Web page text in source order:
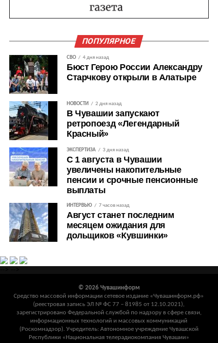
ПОПУЛЯРНОЕ
СВО 4 дня назад
Бюст Герою России Александру
Старчкову открыли в Алатыре
НОВОСТИ 2 дня назад
В Чувашии запускают
ретропоезд «Легендарный
Красный»
ЭКСПЕРТИЗА 3 дня назад
С 1 августа в Чувашии
увеличены накопительные
пенсии и срочные пенсионные
выплаты
ИНТЕРВЬЮ 7 часов назад
Август станет последним
месяцем ожидания для
дольщиков «Кувшинки»
© 2026 Чувашинформ
Средство массовой информации сетевое издание «Чувашинформ.рф»
(реестровая запись ЭЛ № ФС 77 – 81985 от 12.10.2021),
зарегистрировано Федеральной службой по надзору в сфере связи,
информационных технологий и массовых коммуникаций
(Роскомнадзор). Учредитель: Автономное учреждение Чувашской
Республики «Национальная телерадиокомпания Чувашии»